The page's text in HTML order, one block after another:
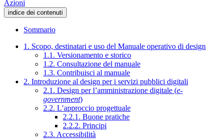
Azioni
indice dei contenuti
Sommario
1. Scopo, destinatari e uso del Manuale operativo di design
1.1. Versionamento e storico
1.2. Consultazione del manuale
1.3. Contribuisci al manuale
2. Introduzione al design per i servizi pubblici digitali
2.1. Design per l’amministrazione digitale (e-
government)
2.2. L’approccio progettuale
2.2.1. Buone pratiche
2.2.2. Principi
2.3. Accessibilità